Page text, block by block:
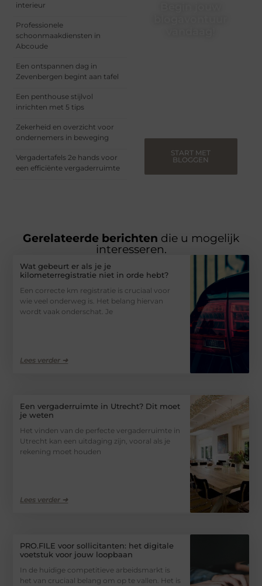
interieur
Professionele
schoonmaakdiensten in
Abcoude
Een ontspannen dag in
Zevenbergen begint aan tafel
Een penthouse stijlvol
inrichten met 5 tips
Zekerheid en overzicht voor
ondernemers in beweging
Vergadertafels 2e hands voor
een efficiënte vergaderruimte
START MET
BLOGGEN
Gerelateerde berichten die u mogelijk
interesseren.
Wat gebeurt er als je je
kilometerregistratie niet in orde hebt?
Een correcte km registratie is cruciaal voor
wie veel onderweg is. Het belang hiervan
wordt vaak onderschat. Je
Lees verder ➜
Een vergaderruimte in Utrecht? Dit moet
je weten
Het vinden van de perfecte vergaderruimte in
Utrecht kan een uitdaging zijn, vooral als je
rekening moet houden
Lees verder ➜
PRO.FILE voor sollicitanten: het digitale
voetstuk voor jouw loopbaan
In de huidige competitieve arbeidsmarkt is
het van cruciaal belang om op te vallen. Het is